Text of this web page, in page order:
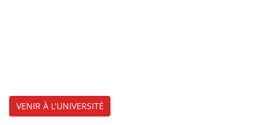
VENIR À L'UNIVERSITÉ